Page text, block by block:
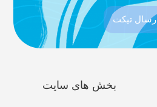
ارسال تیکت
بخش های سایت